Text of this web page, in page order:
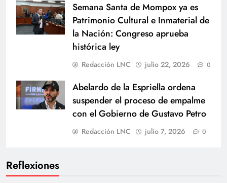
Reflexiones
Semana Santa de Mompox ya es
Patrimonio Cultural e Inmaterial de
la Nación: Congreso aprueba
histórica ley
Redacción LNC julio 22, 2026 0
Abelardo de la Espriella ordena
suspender el proceso de empalme
con el Gobierno de Gustavo Petro
Redacción LNC julio 7, 2026 0